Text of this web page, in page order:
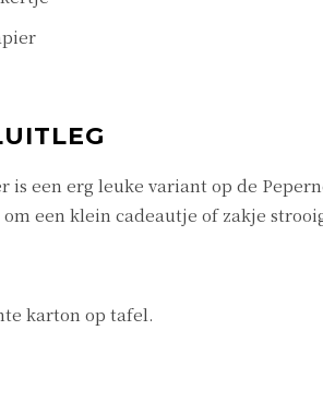
is een erg leuke variant op de
een klein cadeautje of zakje
karton op tafel.